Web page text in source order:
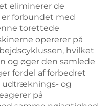
eliminerer de
er forbundet med
torettede
opererer på
hvilket
og øger den samlede
fordel af forbedret
udtræknings- og
på